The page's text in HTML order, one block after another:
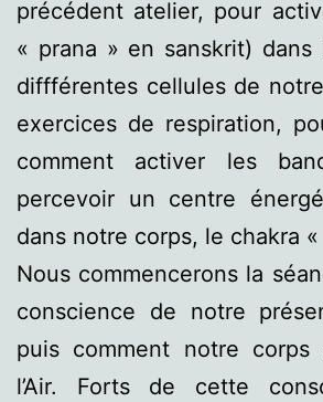
précédent atelier, pour
« prana » en sanskrit)
diffférentes cellules de
exercices de respiration,
comment activer les
percevoir un centre
dans notre corps, le chakra
Nous commencerons la
conscience de notre
puis comment notre
l’Air. Forts de cette